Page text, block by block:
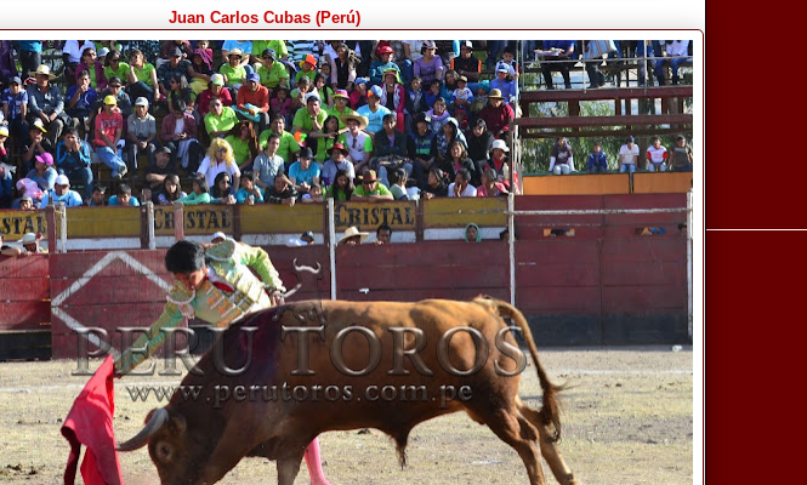
Juan Carlos Cubas (Perú)